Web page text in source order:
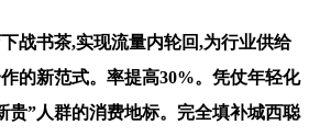
书茶,实现流量内轮回,为行业供给
的新范式。率提高30%。凭仗年轻化
贵”人群的消费地标。完全填补城西聪